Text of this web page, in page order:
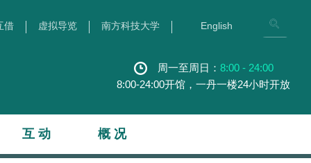
借 虚拟导览 南方科技大学 English
周一至周日： 8:00 - 24:00
8:00-24:00开馆，一丹一楼24小时开放
互 动 概 况